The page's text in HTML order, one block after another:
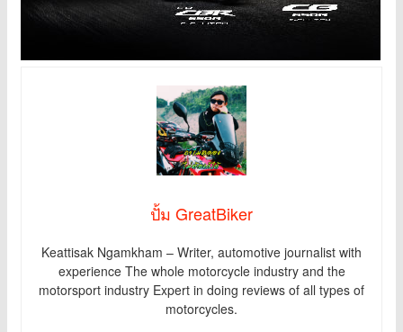
ปั้ม GreatBiker
Keattisak Ngamkham – Writer, automotive journalist with
experience The whole motorcycle industry and the
motorsport industry Expert in doing reviews of all types of
motorcycles.